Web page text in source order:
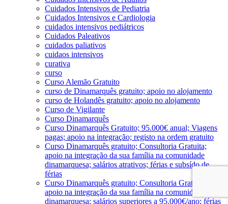
Cuidados Intensivos de Pediatria
Cuidados Intensivos e Cardiologia
cuidados intensivos pediátricos
Cuidados Paleativos
cuidados paliativos
cuidaos intensivos
curativa
curso
Curso Alemão Gratuito
curso de Dinamarquês gratuito; apoio no alojamento
curso de Holandês gratuito; apoio no alojamento
Curso de Vigilante
Curso Dinamarquês
Curso Dinamarquês Gratuito; 95.000€ anual; Viagens
pagas; apoio na integração; registo na ordem gratuito
Curso Dinamarquês gratuito; Consultoria Gratuita;
apoio na integração da sua família na comunidade
dinamarquesa; salários atrativos; férias e subsído de
férias
Curso Dinamarquês gratuito; Consultoria Gratuita;
apoio na integração da sua família na comunidade
dinamarquesa; salários superiores a 95.000€/ano; férias